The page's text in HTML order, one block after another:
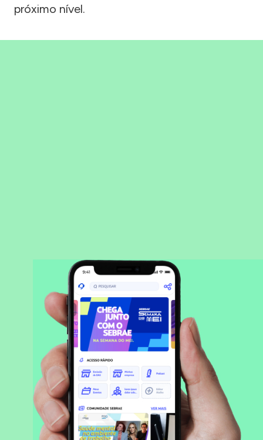
próximo nível.